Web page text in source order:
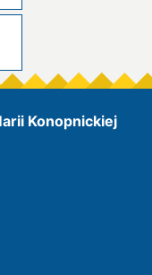
Konopnickiej